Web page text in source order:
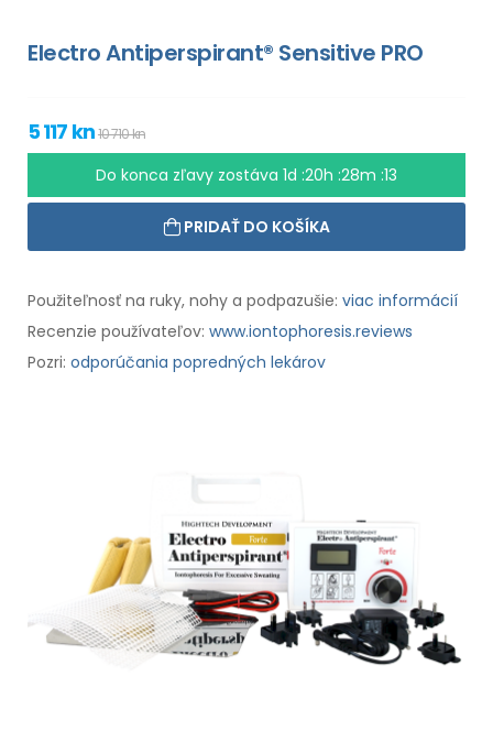
Electro Antiperspirant® Sensitive PRO
5 117 kn10 710 kn
Do konca zľavy zostáva 1d :20h :28m :12
PRIDAŤ DO KOŠÍKA
Použiteľnosť na ruky, nohy a podpazušie: viac informácií
Recenzie používateľov: www.iontophoresis.reviews
Pozri: odporúčania popredných lekárov